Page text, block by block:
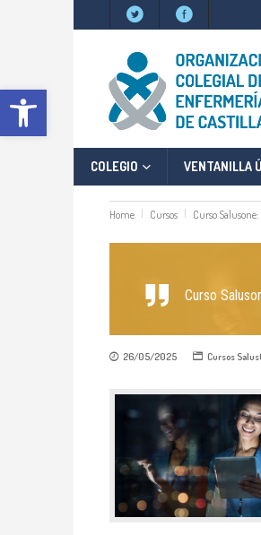
Abrir barra de herramientas
COLEGIO VENTANILLA
Home Cursos Curso Salusone:
Curso
26/05/2025 Cursos